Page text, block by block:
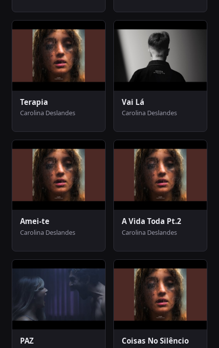
Terapia
Carolina Deslandes
Vai Lá
Carolina Deslandes
Amei-te
Carolina Deslandes
A Vida Toda Pt.2
Carolina Deslandes
PAZ Coisas No Silêncio